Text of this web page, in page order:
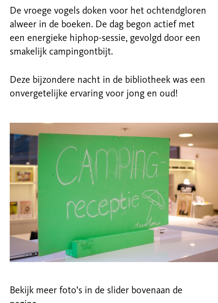
De vroege vogels doken voor het ochtendgloren
alweer in de boeken. De dag begon actief met
een energieke hiphop-sessie, gevolgd door een
smakelijk campingontbijt.
Deze bijzondere nacht in de bibliotheek was een
onvergetelijke ervaring voor jong en oud!
Bekijk meer foto's in de slider bovenaan de